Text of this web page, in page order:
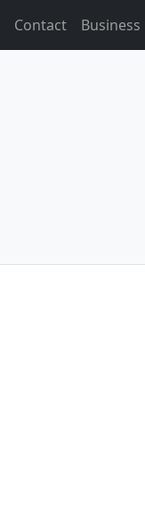
Contact Business